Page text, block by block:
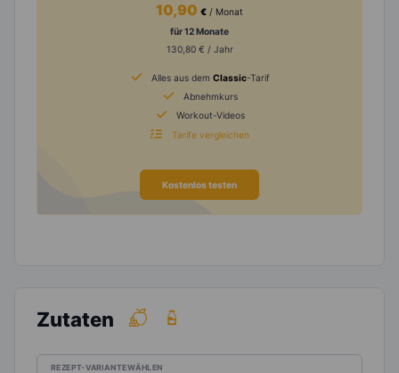
10,90 € / Monat
für 12 Monate
130,80 € / Jahr
Alles aus dem Classic-Tarif
Abnehmkurs
Workout-Videos
Tarife vergleichen
Kostenlos testen
Zutaten
REZEPT-VARIANTE WÄHLEN